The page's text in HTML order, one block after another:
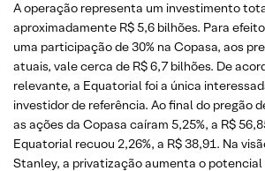
A operação representa um investimento
aproximadamente R$ 5,6 bilhões. Para
uma participação de 30% na Copasa, aos
atuais, vale cerca de R$ 6,7 bilhões. De
relevante, a Equatorial foi a única
investidor de referência. Ao final do pregão
as ações da Copasa caíram 5,25%, a R$
Equatorial recuou 2,26%, a R$ 38,91. Na
Stanley, a privatização aumenta o